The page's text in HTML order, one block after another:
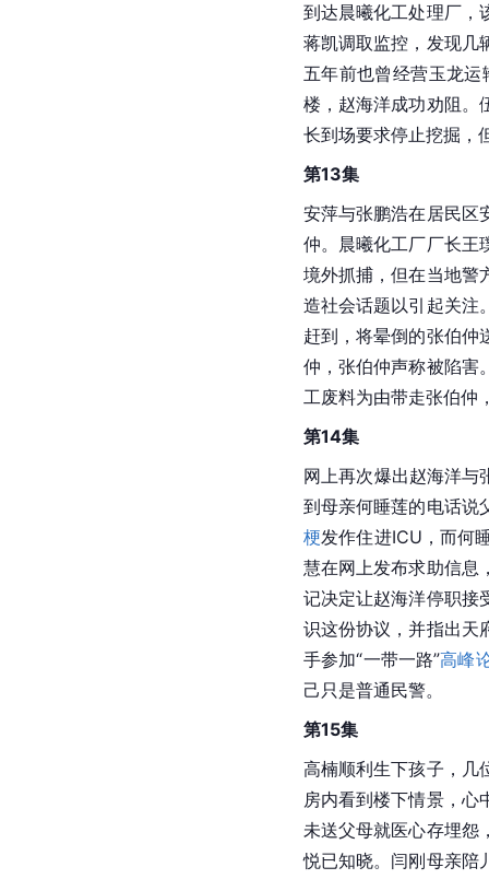
到达晨曦化工处理厂，
蒋凯调取监控，发现几
五年前也曾经营玉龙
楼，赵海洋成功劝阻。
长到场要求停止挖掘，
第13集
安萍与张鹏浩在居民区
仲。晨曦化工厂厂长王
境外抓捕，但在当地警
造社会话题以引起关注
赶到，将晕倒的张伯仲
仲，张伯仲声称被陷害
工废料为由带走张伯仲
第14集
网上再次爆出赵海洋与
到母亲何睡莲的电话说
梗发作住进ICU，而何
慧在网上发布求助信息
记决定让赵海洋停职接
识这份协议，并指出天
手参加“一带一路”高峰
己只是普通民警。
第15集
高楠顺利生下孩子，几
房内看到楼下情景，心
未送父母就医心存埋怨
悦已知晓。闫刚母亲陪